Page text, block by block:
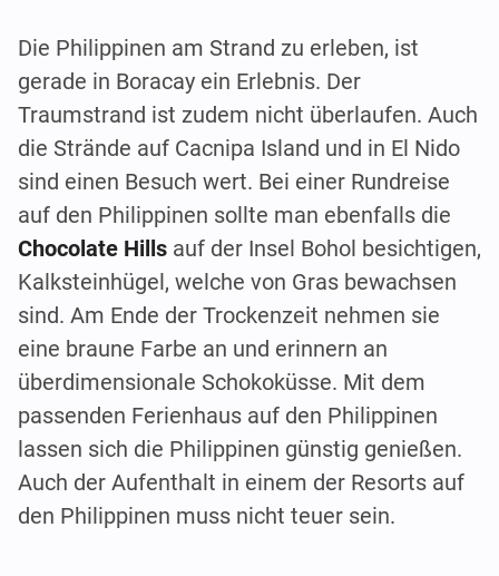
Die Philippinen am Strand zu erleben, ist
gerade in Boracay ein Erlebnis. Der
Traumstrand ist zudem nicht überlaufen. Auch
die Strände auf Cacnipa Island und in El Nido
sind einen Besuch wert. Bei einer Rundreise
auf den Philippinen sollte man ebenfalls die
Chocolate Hills auf der Insel Bohol besichtigen,
Kalksteinhügel, welche von Gras bewachsen
sind. Am Ende der Trockenzeit nehmen sie
eine braune Farbe an und erinnern an
überdimensionale Schokoküsse. Mit dem
passenden Ferienhaus auf den Philippinen
lassen sich die Philippinen günstig genießen.
Auch der Aufenthalt in einem der Resorts auf
den Philippinen muss nicht teuer sein.